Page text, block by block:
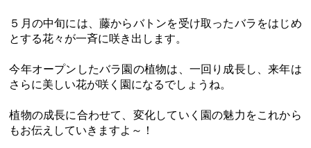
５月の中旬には、藤からバトンを受け取ったバラをはじめ
とする花々が一斉に咲き出します。
今年オープンしたバラ園の植物は、一回り成長し、来年は
さらに美しい花が咲く園になるでしょうね。
植物の成長に合わせて、変化していく園の魅力をこれから
もお伝えしていきますよ～！